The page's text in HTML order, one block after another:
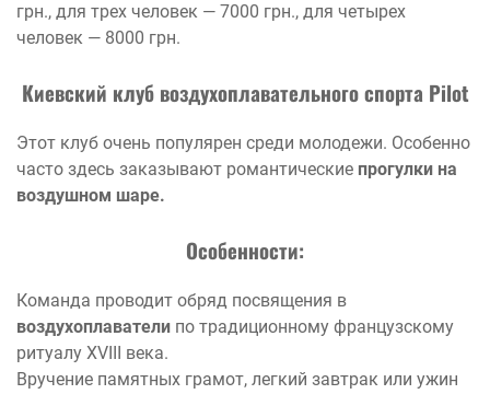
грн., для трех человек — 7000 грн., для четырех
человек — 8000 грн.
Киевский клуб воздухоплавательного спорта Pilot
Этот клуб очень популярен среди молодежи. Особенно
часто здесь заказывают романтические прогулки на
воздушном шаре.
Особенности:
Команда проводит обряд посвящения в
воздухоплаватели по традиционному французскому
ритуалу XVIII века.
Вручение памятных грамот, легкий завтрак или ужин